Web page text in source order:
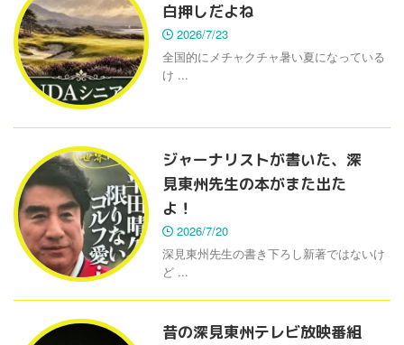
白押しだよね
2026/7/23
全国的にメチャクチャ暑い夏になっている
け ...
ジャーナリストが書いた、深
見東州先生の本がまた出た
よ！
2026/7/20
深見東州先生の書き下ろし新著ではないけ
ど ...
昔の深見東州テレビ放映番組